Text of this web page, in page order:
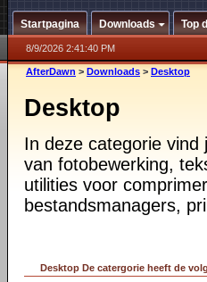
Startpagina Downloads Top
8/9/2026 2:41:40 PM
AfterDawn > Downloads > Desktop
Desktop
In deze categorie vind
van fotobewerking,
utilities voor
bestandsmanagers,
Desktop De catergorie heeft de